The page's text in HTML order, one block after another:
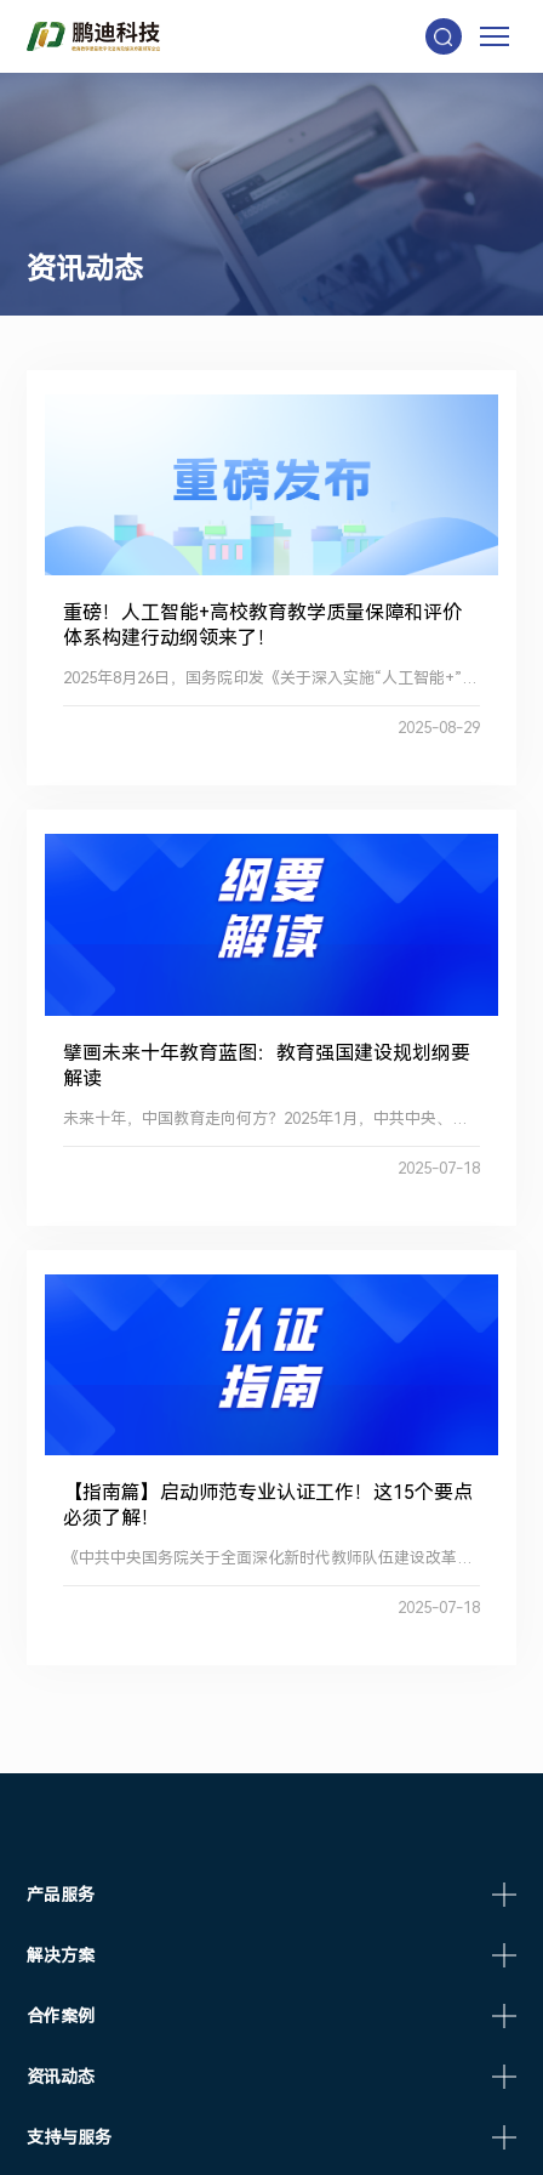
资讯动态
重磅！人工智能+高校教育教学质量保障和评价
体系构建行动纲领来了！
2025年8月26日，国务院印发《关于深入实施“人工智能+”行动的意见》，为高校教育教学质量保障和评价体系的智能...
2025-08-29
擘画未来十年教育蓝图：教育强国建设规划纲要
解读
2025-07-18
【指南篇】启动师范专业认证工作！这15个要点
必须了解！
2025-07-18
产品服务
解决方案
合作案例
资讯动态
支持与服务